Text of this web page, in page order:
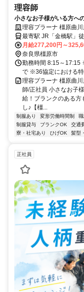
理容師
小さなお子様がいる方へ
のある方もぜひ★充実し
容室、理容師、正社員】
理容プラーナ 橿原曲
最寄駅 JR「金橋駅」
月給277,200円～
奈良県橿原市
勤務時間 8:15～17:15
で ※36協定における
理容プラーナ 橿原曲
師/正社員 小さなお子
給！ブランクのある
し♪【橿...
制服あり 変形労働時間制
制服貸与
ブランクOK 交通
寮・社宅あり
ひげOK 髪型
正社員